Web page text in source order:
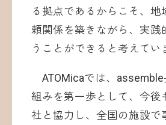
る拠点であるからこそ、地
頼関係を築きながら、実践
うことができると考えてい
ATOMicaでは、assemble
組みを第一歩として、今後
社と協力し、全国の施設で